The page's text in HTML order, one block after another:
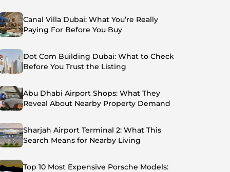
Canal Villa Dubai: What You’re Really
Paying For Before You Buy
Dot Com Building Dubai: What to Check
Before You Trust the Listing
Abu Dhabi Airport Shops: What They
Reveal About Nearby Property Demand
Sharjah Airport Terminal 2: What This
Search Means for Nearby Living
Top 10 Most Expensive Porsche Models: